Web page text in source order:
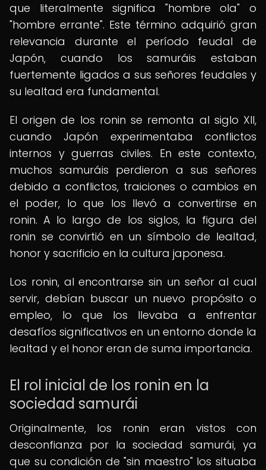
que literalmente significa "hombre ola" o
"hombre errante". Este término adquirió gran
relevancia durante el período feudal de
Japón, cuando los samuráis estaban
fuertemente ligados a sus señores feudales y
su lealtad era fundamental.
El origen de los ronin se remonta al siglo XII,
cuando Japón experimentaba conflictos
internos y guerras civiles. En este contexto,
muchos samuráis perdieron a sus señores
debido a conflictos, traiciones o cambios en
el poder, lo que los llevó a convertirse en
ronin. A lo largo de los siglos, la figura del
ronin se convirtió en un símbolo de lealtad,
honor y sacrificio en la cultura japonesa.
Los ronin, al encontrarse sin un señor al cual
servir, debían buscar un nuevo propósito o
empleo, lo que los llevaba a enfrentar
desafíos significativos en un entorno donde la
lealtad y el honor eran de suma importancia.
El rol inicial de los ronin en la
sociedad samurái
Originalmente, los ronin eran vistos con
desconfianza por la sociedad samurái, ya
que su condición de "sin maestro" los situaba